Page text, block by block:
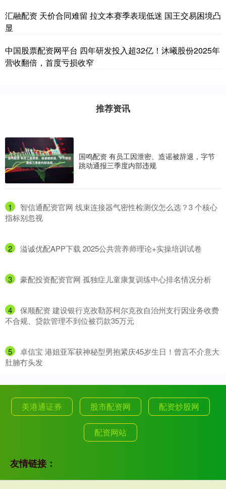
汇融配资 天价合同难留 拉文本赛季表现低迷 国王交易困境凸
显
中国股票配资网平台 四年研发投入超32亿！沐曦股份2025年
营收翻倍，首度亏损收窄
推荐资讯
国鸣配资 有员工因泄密、造谣被辞退，字节
跳动通报三季度内部违规
1
​智信通配资官网 线束连接器气密性检测仪怎么选？3 个核心
指标别忽视
2 ​溢诚优配APP下载 2025公共营养师理论+实操培训试卷
3 ​豪配投资配资官网 孤独症儿童康复训练中心排名情况分析
4
​保顺配资 建设银行克孜勒苏柯尔克孜自治州支行因业务收费
不合规、贷款管理不到位被罚款35万元
5
​卓信宝 港姐亚军获神秘型男抱紧庆45岁生日！曾言不介意大
肚腩冇头发
美港通证券 股市配资网 配资炒股网
配资网站
友情链接：